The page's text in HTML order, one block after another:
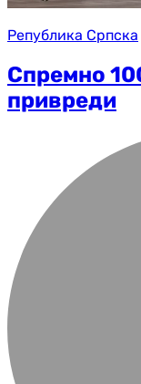
Република Српска
Спремно
привреди